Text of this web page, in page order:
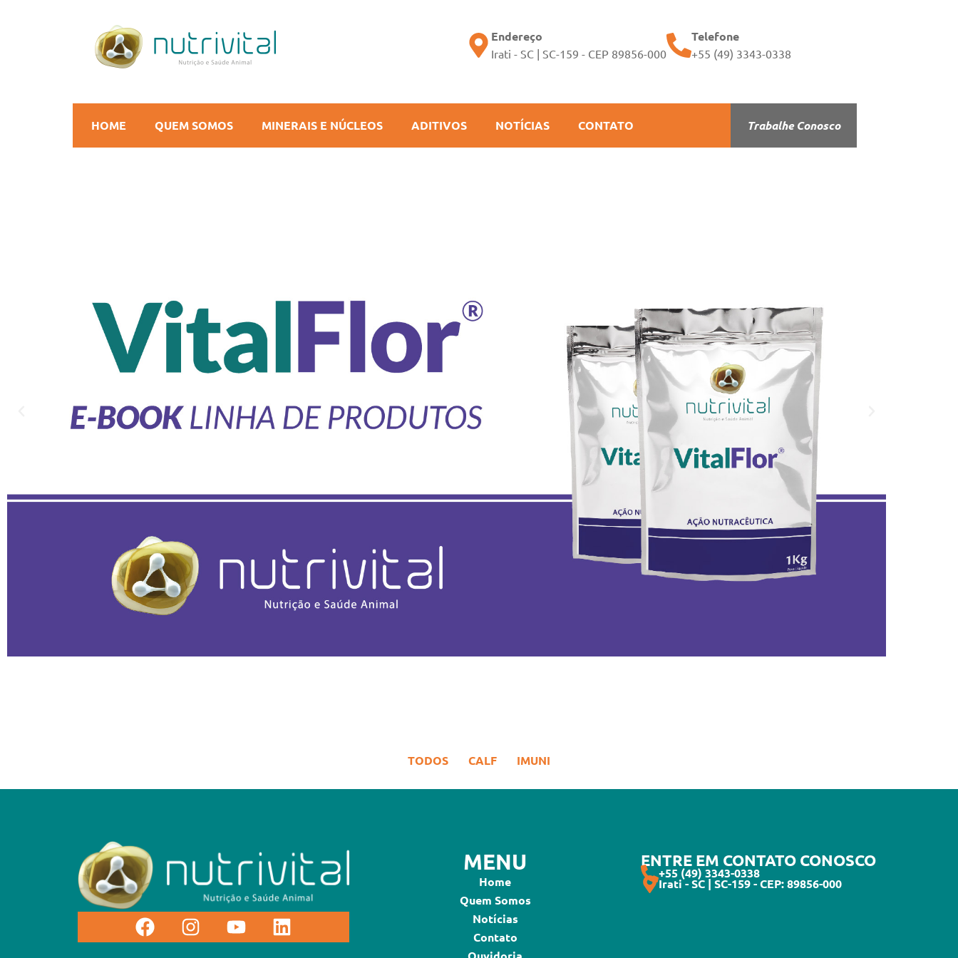
Endereço
Irati - SC | SC-159 - CEP 89856-000
Telefone
+55 (49) 3343-0338
HOME QUEM SOMOS MINERAIS E NÚCLEOS ADITIVOS NOTÍCIAS CONTATO Trabalhe Conosco
TODOS CALF IMUNI
MENU
Home
Quem Somos
Notícias
Contato
ENTRE EM CONTATO CONOSCO
+55 (49) 3343-0338
Irati - SC | SC-159 - CEP: 89856-000